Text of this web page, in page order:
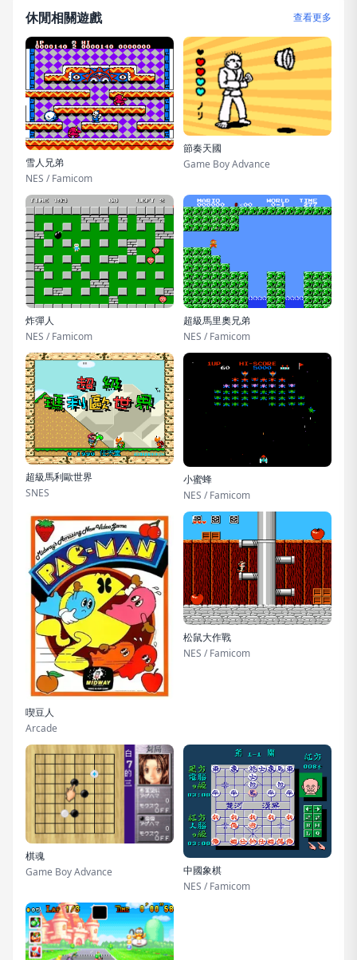
休閒相關遊戲 查看更多
雪人兄弟
NES / Famicom
節奏天國
Game Boy Advance
炸彈人
NES / Famicom
超級馬里奧兄弟
NES / Famicom
超級馬利歐世界
SNES
小蜜蜂
NES / Famicom
喫豆人
Arcade
松鼠大作戰
NES / Famicom
棋魂
Game Boy Advance
中國象棋
NES / Famicom